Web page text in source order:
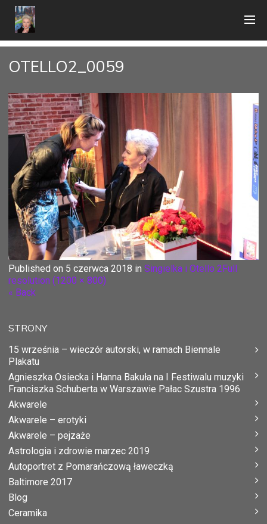
OTELLO2_0059
Published on 5 czerwca 2018 in Singielka i Otello 2Full
resolution (1200 × 800)
« Back
STRONY
15 września – wieczór autorski, w ramach Biennale
Plakatu
Agnieszka Osiecka i Hanna Bakuła na I Festiwalu muzyki
Franciszka Schuberta w Warszawie Pałac Szustra 1996
Akwarele
Akwarele – erotyki
Akwarele – pejzaże
Astrologia i zdrowie marzec 2019
Autoportret z Pomarańczową ławeczką
Baltimore 2017
Blog
Ceramika